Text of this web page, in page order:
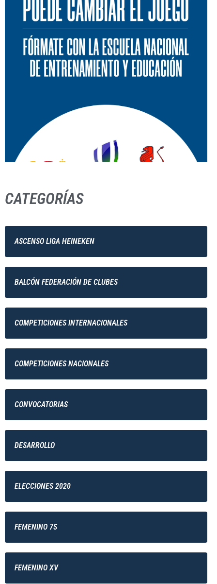
CATEGORÍAS
ASCENSO LIGA HEINEKEN
BALCÓN FEDERACIÓN DE CLUBES
COMPETICIONES INTERNACIONALES
COMPETICIONES NACIONALES
CONVOCATORIAS
DESARROLLO
ELECCIONES 2020
FEMENINO 7S
FEMENINO XV